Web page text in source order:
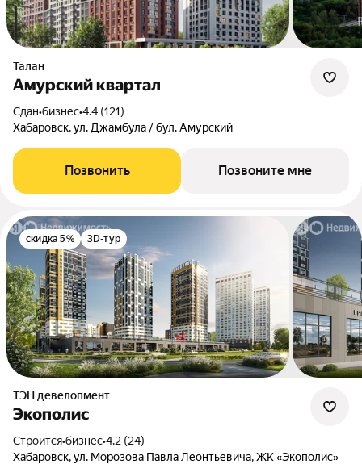
Талан
Амурский квартал
Сдан•бизнес•4.4 (121)
Хабаровск, ул. Джамбула / бул. Амурский
Позвонить Позвоните мне
скидка 5% 3D-тур
ТЭН девелопмент
Экополис
Строится•бизнес•4.2 (24)
Хабаровск, ул. Морозова Павла Леонтьевича, ЖК «Экополис»